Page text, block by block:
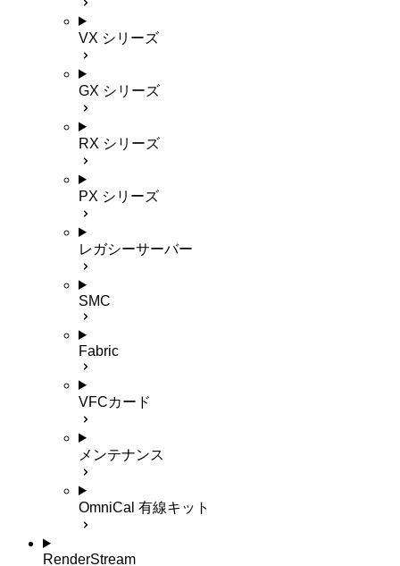
VX シリーズ
GX シリーズ
RX シリーズ
PX シリーズ
レガシーサーバー
SMC
Fabric
VFCカード
メンテナンス
OmniCal 有線キット
RenderStream